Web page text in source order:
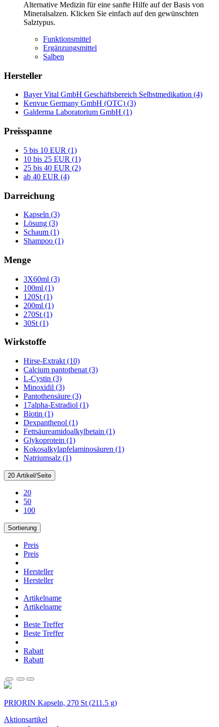
Alternative Medizin für eine sanfte Hilfe auf der Basis von
Mineralsalzen. Klicken Sie einfach auf den gewünschten
Salztypus.
Funktionsmittel
Ergänzungsmittel
Salben
Hersteller
Bayer Vital GmbH Geschäftsbereich Selbstmedikation (4)
Kenvue Germany GmbH (OTC) (3)
Galderma Laboratorium GmbH (1)
Preisspanne
5 bis 10 EUR (1)
10 bis 25 EUR (1)
25 bis 40 EUR (2)
ab 40 EUR (4)
Darreichung
Kapseln (3)
Lösung (3)
Schaum (1)
Shampoo (1)
Menge
3X60ml (3)
100ml (1)
120St (1)
200ml (1)
270St (1)
30St (1)
Wirkstoffe
Hirse-Extrakt (10)
Calcium pantothenat (3)
L-Cystin (3)
Minoxidil (3)
Pantothensäure (3)
17alpha-Estradiol (1)
Biotin (1)
Dexpanthenol (1)
Fettsäureamidoalkylbetain (1)
Glykoprotein (1)
Kokosalkylapfelaminosäuren (1)
Natriumsalz (1)
20 Artikel/Seite
20
50
100
Sortierung
Preis
Preis
Hersteller
Hersteller
Artikelname
Artikelname
Beste Treffer
Beste Treffer
Rabatt
Rabatt
PRIORIN Kapseln, 270 St (211.5 g)
Aktionsartikel